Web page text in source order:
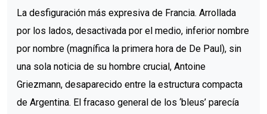
La desfiguración más expresiva de Francia. Arrollada
por los lados, desactivada por el medio, inferior nombre
por nombre (magnífica la primera hora de De Paul), sin
una sola noticia de su hombre crucial, Antoine
Griezmann, desaparecido entre la estructura compacta
de Argentina. El fracaso general de los ‘bleus’ parecía